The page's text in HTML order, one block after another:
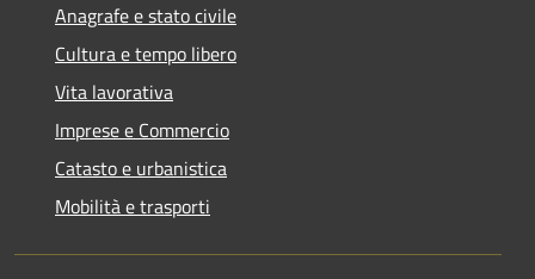
Anagrafe e stato civile
Cultura e tempo libero
Vita lavorativa
Imprese e Commercio
Catasto e urbanistica
Mobilità e trasporti